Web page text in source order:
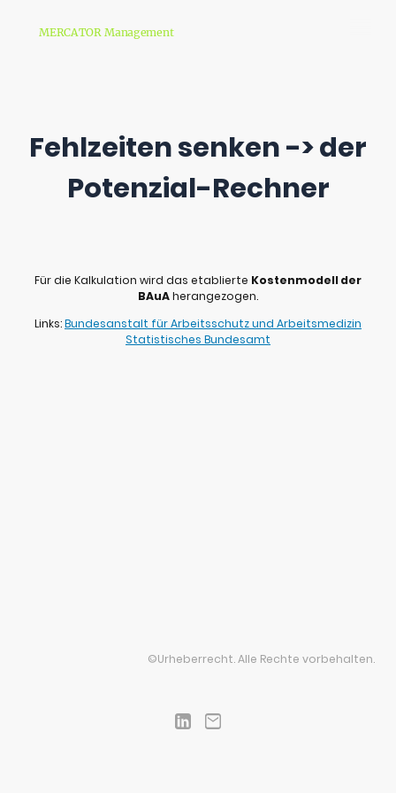
MERCATOR Management
Fehlzeiten senken -> der
Potenzial-Rechner
Für die Kalkulation wird das etablierte Kostenmodell der
BAuAherangezogen.
Links:Bundesanstalt für Arbeitsschutz und Arbeitsmedizin
Statistisches Bundesamt
©Urheberrecht. Alle Rechte vorbehalten.